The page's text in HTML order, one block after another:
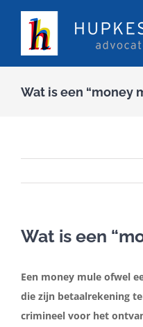
inhoud
Artikelen
Wat is een “money
Wat is een
Een money mule ofwel
die zijn betaalrekening
crimineel voor het